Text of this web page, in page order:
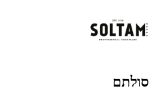
סולתם